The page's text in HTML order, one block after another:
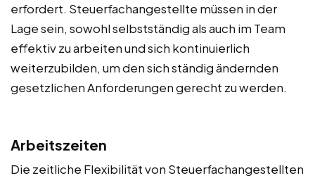
erfordert. Steuerfachangestellte müssen in der
Lage sein, sowohl selbstständig als auch im Team
effektiv zu arbeiten und sich kontinuierlich
weiterzubilden, um den sich ständig ändernden
gesetzlichen Anforderungen gerecht zu werden.
Arbeitszeiten
Die zeitliche Flexibilität von Steuerfachangestellten